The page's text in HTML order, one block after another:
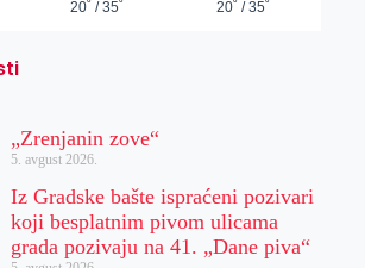
„Zrenjanin zove“
5. avgust 2026.
Iz Gradske bašte ispraćeni pozivari
koji besplatnim pivom ulicama
grada pozivaju na 41. „Dane piva“